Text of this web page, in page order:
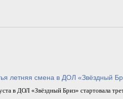
летняя смена в ДОЛ «Звёздный
в ДОЛ «Звёздный Бриз» стартовала